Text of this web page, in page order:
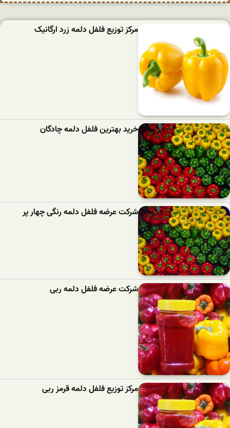
مرکز توزیع فلفل دلمه زرد ارگانیک
خرید بهترین فلفل دلمه‌ چادگان
شرکت عرضه فلفل دلمه رنگی چهار پر
شرکت عرضه فلفل دلمه ربی
مرکز توزیع فلفل دلمه قرمز ربی